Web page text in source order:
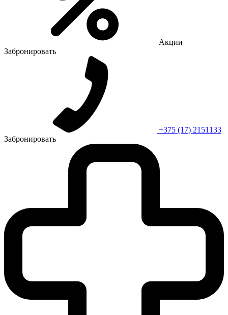
Акции
Забронировать
+375 (17) 2151133
Забронировать